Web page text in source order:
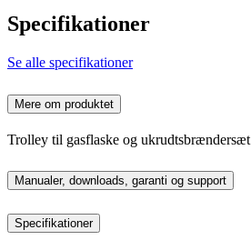
Specifikationer
Se alle specifikationer
Mere om produktet
Trolley til gasflaske og ukrudtsbrændersæt
Manualer, downloads, garanti og support
Specifikationer